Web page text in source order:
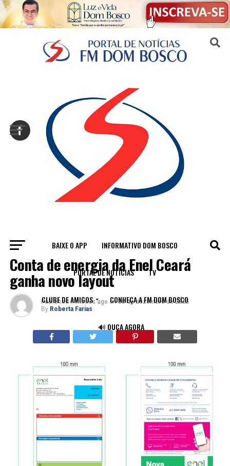
BAIXE O APP INFORMATIVO DOM BOSCO
PORTAL DE NOTÍCIAS TV
CLUBE DE AMIGOS CONHEÇA A FM DOM BOSCO
🔊 OUÇA AGORA
CEARÁ
Conta de energia da Enel Ceará
ganha novo layout
Published 7 meses ago on 30 de dezembro de 2025
By Roberta Farias
Sair da versão mobile